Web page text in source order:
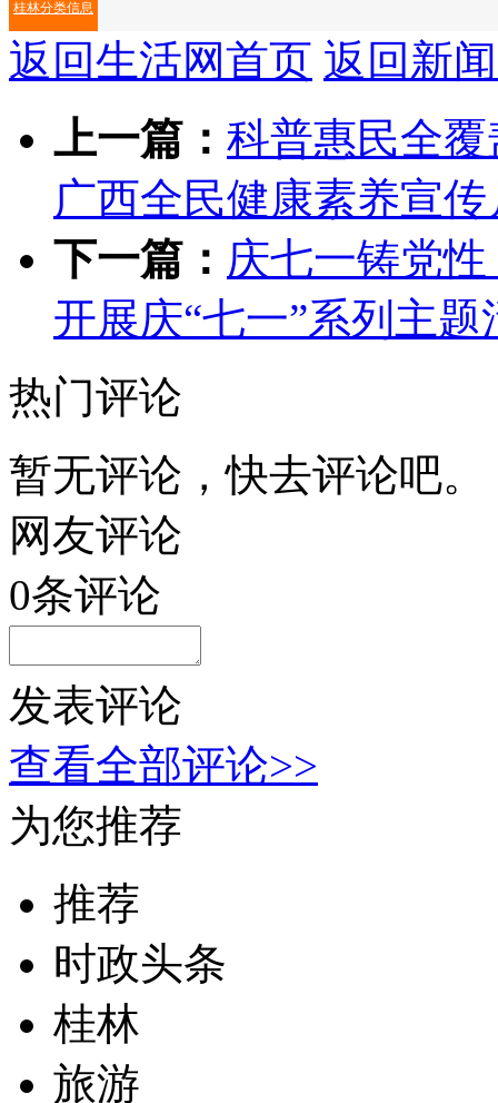
桂林分类信息
返回生活网首页 返回新
上一篇： 科普惠民全
广西全民健康素养宣
下一篇： 庆七一铸党
开展庆“七一”系列主题
热门评论
暂无评论，快去评论吧。
网友评论
0条评论
发表评论
查看全部评论>>
为您推荐
推荐
时政头条
桂林
旅游